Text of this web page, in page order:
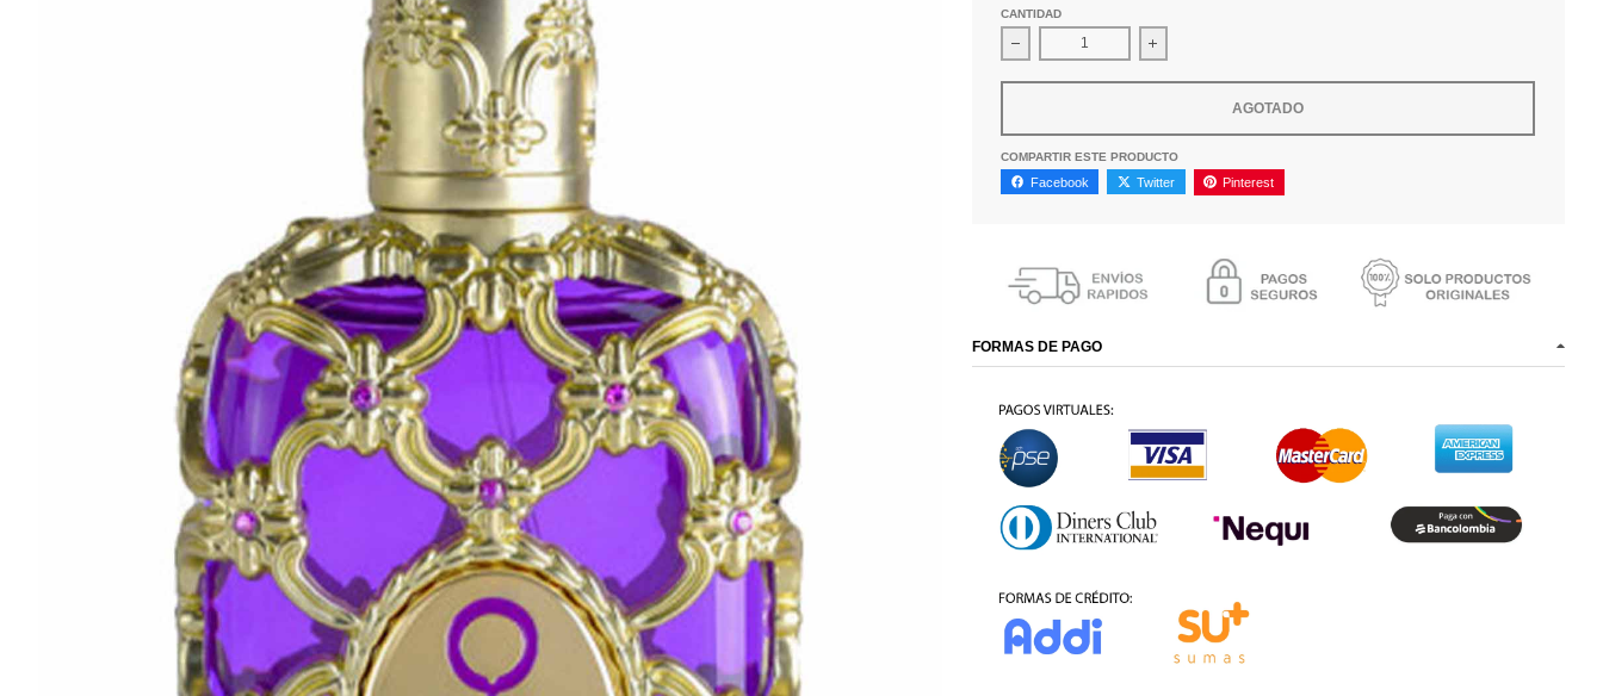
CANTIDAD
Disminuir cantidad para Perfume Orientica Velvet Gold 2.7 Oz
Aumentar la cantidad para Perfume Orientica Velvet Gold
AGOTADO
COMPARTIR ESTE PRODUCTO
Facebook Twitter Pinterest
FORMAS DE PAGO